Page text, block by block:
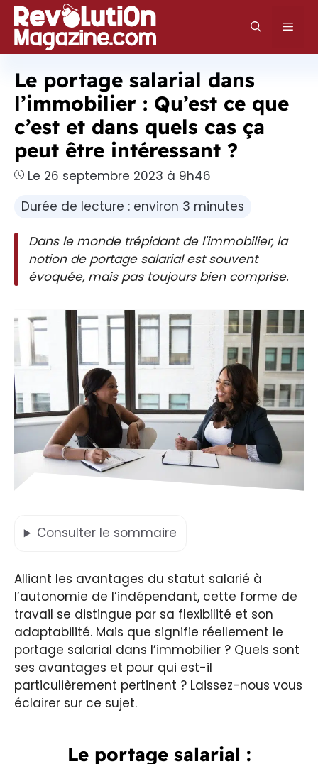
Aller
au
contenu
Le portage salarial dans
l’immobilier : Qu’est ce que
c’est et dans quels cas ça
peut être intéressant ?
Le 26 septembre 2023 à 9h46
Durée de lecture : environ 3 minutes
Dans le monde trépidant de l'immobilier, la
notion de portage salarial est souvent
évoquée, mais pas toujours bien comprise.
Consulter le sommaire
Alliant les avantages du statut salarié à
l’autonomie de l’indépendant, cette forme de
travail se distingue par sa flexibilité et son
adaptabilité. Mais que signifie réellement le
portage salarial dans l’immobilier ? Quels sont
ses avantages et pour qui est-il
particulièrement pertinent ? Laissez-nous vous
éclairer sur ce sujet.
Le portage salarial :